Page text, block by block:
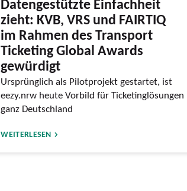
zieht: KVB, VRS und FAIRTIQ
im Rahmen des Transport
Ticketing Global Awards
gewürdigt
Ursprünglich als Pilotprojekt gestartet, ist
eezy.nrw heute Vorbild für Ticketinglösungen
ganz Deutschland
WEITERLESEN